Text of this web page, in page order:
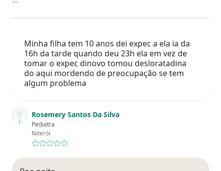
Minha filha tem 10 anos dei expec a ela ia da
16h da tarde quando deu 23h ela em vez de
tomar o expec dinovo tomou desloratadina
do aqui mordendo de preocupação se tem
algum problema
Rosemery Santos Da Silva
Pediatra
Niterói